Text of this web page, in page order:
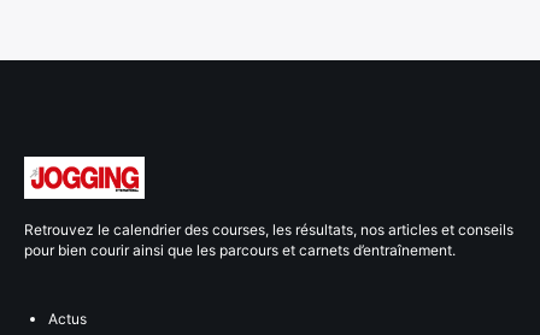
Retrouvez le calendrier des courses, les résultats, nos articles et conseils
pour bien courir ainsi que les parcours et carnets d’entraînement.
Actus